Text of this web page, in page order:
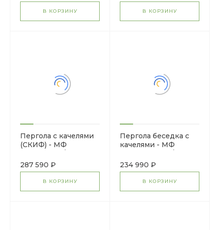
В КОРЗИНУ В КОРЗИНУ
Пергола с качелями
(СКИФ) - МФ
поликарбонатом/
287 590 ₽
В КОРЗИНУ
Пергола беседка с
качелями - МФ
поликарбоната/
234 990 ₽
В КОРЗИНУ